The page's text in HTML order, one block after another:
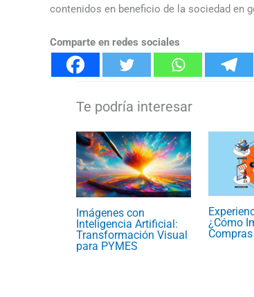
contenidos en beneficio de la sociedad en
Comparte en redes sociales
Imágenes con
Inteligencia Artificial:
Transformación Visual
para PYMES
¿Cómo